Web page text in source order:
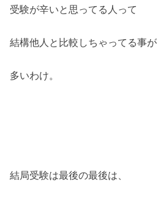
受験が辛いと思ってる人って
結構他人と比較しちゃってる事が
多いわけ。
結局受験は最後の最後は、